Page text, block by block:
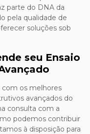
parte do DNA da
pela qualidade de
soluções sob
seu Ensaio
com os melhores
avançados do
consulta com a
podemos contribuir
à disposição para